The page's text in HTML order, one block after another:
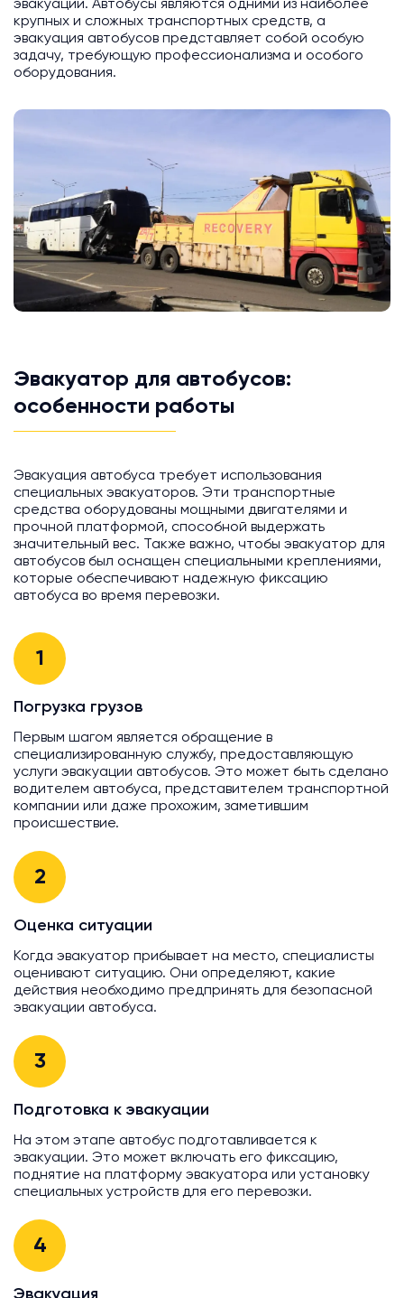
эвакуации. Автобусы являются одними из наиболее
крупных и сложных транспортных средств, а
эвакуация автобусов представляет собой особую
задачу, требующую профессионализма и особого
оборудования.
Эвакуатор для автобусов:
особенности работы
Эвакуация автобуса требует использования
специальных эвакуаторов. Эти транспортные
средства оборудованы мощными двигателями и
прочной платформой, способной выдержать
значительный вес. Также важно, чтобы эвакуатор для
автобусов был оснащен специальными креплениями,
которые обеспечивают надежную фиксацию
автобуса во время перевозки.
1
Погрузка грузов
Первым шагом является обращение в
специализированную службу, предоставляющую
услуги эвакуации автобусов. Это может быть сделано
водителем автобуса, представителем транспортной
компании или даже прохожим, заметившим
происшествие.
2
Оценка ситуации
Когда эвакуатор прибывает на место, специалисты
оценивают ситуацию. Они определяют, какие
действия необходимо предпринять для безопасной
эвакуации автобуса.
3
Подготовка к эвакуации
На этом этапе автобус подготавливается к
эвакуации. Это может включать его фиксацию,
поднятие на платформу эвакуатора или установку
специальных устройств для его перевозки.
4
Эвакуация